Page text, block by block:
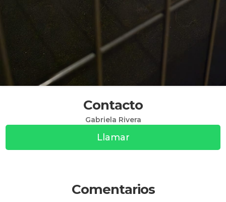
Contacto
Gabriela Rivera
Llamar
Comentarios